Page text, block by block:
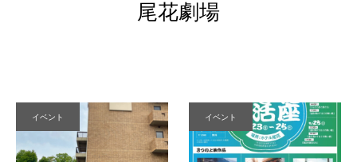
尾花劇場
イベント イベント